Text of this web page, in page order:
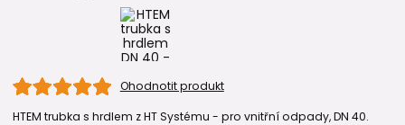
Ohodnotit produkt
HTEM trubka s hrdlem z HT Systému - pro vnitřní odpady, DN 40.